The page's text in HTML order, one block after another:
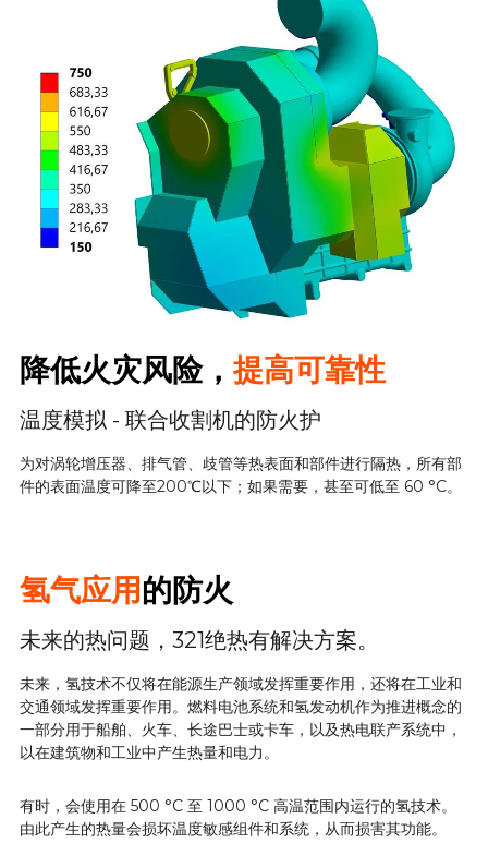
降低火灾风险，提高可靠性
温度模拟 - 联合收割机的防火护
为对涡轮增压器、排气管、歧管等热表面和部件进行隔热，所有部
件的表面温度可降至200℃以下；如果需要，甚至可低至 60 °C。
氢气应用 的防火
未来的热问题，321绝热有解决方案。
未来，氢技术不仅将在能源生产领域发挥重要作用，还将在工业和
交通领域发挥重要作用。燃料电池系统和氢发动机作为推进概念的
一部分用于船舶、火车、长途巴士或卡车，以及热电联产系统中，
以在建筑物和工业中产生热量和电力。
有时，会使用在 500 °C 至 1000 °C 高温范围内运行的氢技术。
由此产生的热量会损坏温度敏感组件和系统，从而损害其功能。